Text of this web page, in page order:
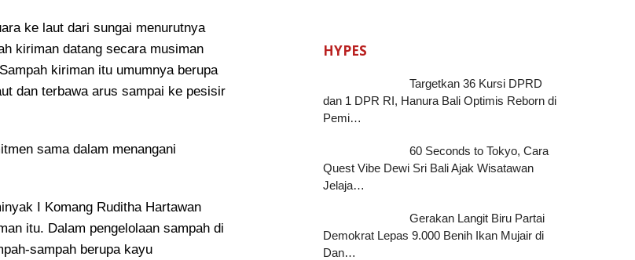
ke laut dari sungai menurutnya
kiriman datang secara musiman
kiriman itu umumnya berupa
dan terbawa arus sampai ke pesisir
sama dalam menangani
I Komang Ruditha Hartawan
itu. Dalam pengelolaan sampah di
sampah berupa kayu
HYPES
Targetkan 36 Kursi DPRD
dan 1 DPR RI, Hanura Bali Optimis Reborn di
Pemi…
60 Seconds to Tokyo, Cara
Quest Vibe Dewi Sri Bali Ajak Wisatawan
Jelaja…
Gerakan Langit Biru Partai
Demokrat Lepas 9.000 Benih Ikan Mujair di
Dan…